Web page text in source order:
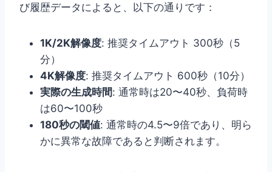
び履歴データによると、以下の通りです：
1K/2K解像度: 推奨タイムアウト 300秒（5
分）
4K解像度: 推奨タイムアウト 600秒（10分）
実際の生成時間: 通常時は20〜40秒、負荷時
は60〜100秒
180秒の閾値: 通常時の4.5〜9倍であり、明ら
かに異常な故障であると判断されます。